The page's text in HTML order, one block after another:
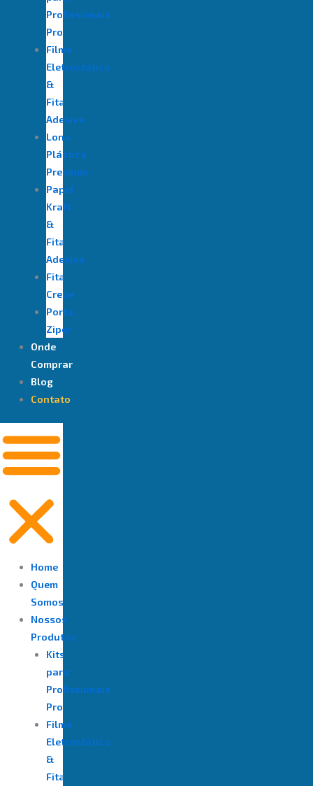
Profissionais
Pro
Filme
Eletrostático
&
Fita
Adesiva
⁠Lona
Plástica
Premium
Papel
Kraft
&
Fita
Adesiva
Fita
Crepe
Porta
Ziper
Onde
Comprar
Blog
Contato
Home
Quem
Somos
Nossos
Produtos
Kits
para
Profissionais
Pro
Filme
Eletrostático
&
Fita